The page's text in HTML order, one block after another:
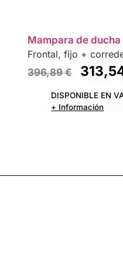
Mampara de ducha
Frontal, fijo +
396,89€
DISPONIBLE EN
+ Información